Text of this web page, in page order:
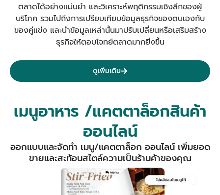
ตลาดได้อย่างแม่นยำ และวิเคราะห์พฤติกรรมเชิงลึกของผู้
บริโภค รวมไปถึงการเปรียบเทียบข้อมูลธุรกิจของตนเองกับ
ของคู่แข่ง และนำข้อมูลเหล่านั้นมาปรับเปลี่ยนหรือเสริมสร้าง
ธุรกิจให้ตอบโจทย์ตลาดมากยิ่งขึ้น
ดูเพิ่มเติม
เมนูอาหาร /แคตตาล็อกสินค้า
ออนไลน์
ออกแบบและจัดทำ เมนู/แคตตาล็อก ออนไลน์ เพิ่มยอด
ขายและสะท้อนสไตล์ความเป็นร้านค้าของคุณ